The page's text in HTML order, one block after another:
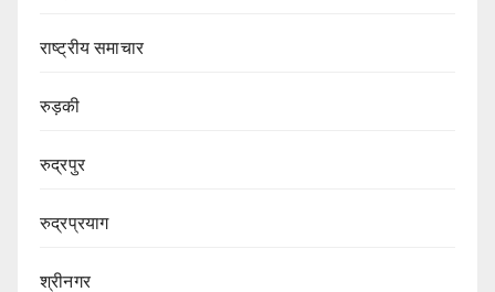
राष्ट्रीय समाचार
रुड़की
रुद्रपुर
रुद्रप्रयाग
श्रीनगर